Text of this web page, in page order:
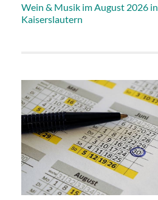
Wein & Musik im August 2026 in
Kaiserslautern